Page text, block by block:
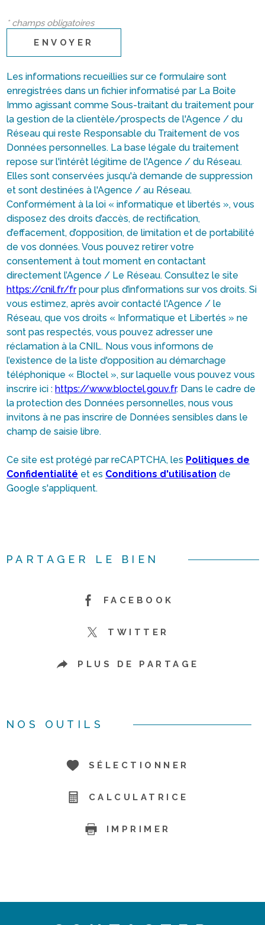
* champs obligatoires
ENVOYER
Les informations recueillies sur ce formulaire sont
enregistrées dans un fichier informatisé par La Boite
Immo agissant comme Sous-traitant du traitement pour
la gestion de la clientèle/prospects de l'Agence / du
Réseau qui reste Responsable du Traitement de vos
Données personnelles. La base légale du traitement
repose sur l'intérêt légitime de l'Agence / du Réseau.
Elles sont conservées jusqu'à demande de suppression
et sont destinées à l'Agence / au Réseau.
Conformément à la loi « informatique et libertés », vous
disposez des droits d’accès, de rectification,
d’effacement, d’opposition, de limitation et de portabilité
de vos données. Vous pouvez retirer votre
consentement à tout moment en contactant
directement l’Agence / Le Réseau. Consultez le site
https://cnil.fr/frpour plus d’informations sur vos droits. Si
vous estimez, après avoir contacté l'Agence / le
Réseau, que vos droits « Informatique et Libertés » ne
sont pas respectés, vous pouvez adresser une
réclamation à la CNIL. Nous vous informons de
l’existence de la liste d'opposition au démarchage
téléphonique « Bloctel », sur laquelle vous pouvez vous
inscrire ici : https://www.bloctel.gouv.fr. Dans le cadre de
la protection des Données personnelles, nous vous
invitons à ne pas inscrire de Données sensibles dans le
champ de saisie libre.
Ce site est protégé par reCAPTCHA, les Politiques de
Confidentialité et es Conditions d'utilisation de
Google s'appliquent.
PARTAGER LE BIEN
FACEBOOK
TWITTER
PLUS DE PARTAGE
NOS OUTILS
SÉLECTIONNER
CALCULATRICE
IMPRIMER